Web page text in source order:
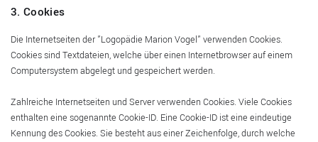
3. Cookies
Die Internetseiten der "Logopädie Marion Vogel" verwenden Cookies.
Cookies sind Textdateien, welche über einen Internetbrowser auf einem
Computersystem abgelegt und gespeichert werden.
Zahlreiche Internetseiten und Server verwenden Cookies. Viele Cookies
enthalten eine sogenannte Cookie-ID. Eine Cookie-ID ist eine eindeutige
Kennung des Cookies. Sie besteht aus einer Zeichenfolge, durch welche